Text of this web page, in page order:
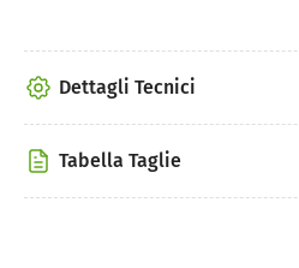
Dettagli Tecnici
Tabella Taglie